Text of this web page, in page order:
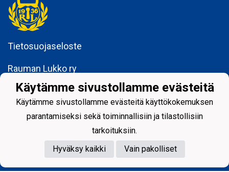
Tietosuojaseloste
Rauman Lukko ry
26100 Rauma
Powered by
Käytämme sivustollamme evästeitä
Käytämme sivustollamme evästeitä käyttökokemuksen
parantamiseksi sekä toiminnallisiin ja tilastollisiin
tarkoituksiin.
Hyväksy kaikki
Vain pakolliset